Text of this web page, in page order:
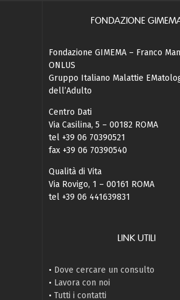
FONDAZIONE
Fondazione GIMEMA – Franco
ONLUS
Gruppo Italiano Malattie
dell’Adulto
Centro Dati
Via Casilina, 5 – 00182 ROMA
tel +39 06 70390521
fax +39 06 70390540
Qualità di Vita
Via Rovigo, 1 – 00161 ROMA
tel +39 06 441639831
LINK UTILI
• Dove cercare un consulto
• Lavora con noi
• Tutti i contatti